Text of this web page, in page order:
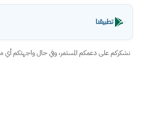
تطبيقنا
نشكركم على دعمكم المستمر، وفي حال واجهتكم أي